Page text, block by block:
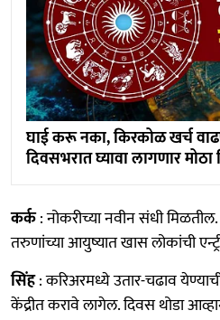
घाई करू नका, किरकोळ खर्च
दिवसभरात घ्यावा लागणार मोठा
कर्क: नोकरीच्या नवीन संधी मिळतील.
तरुणांच्या आयुष्यात खास लोकांची
सिंह: करिअरमध्ये उतार-चढाव
केंद्रीत करावे लागेल. दिवस थोडा